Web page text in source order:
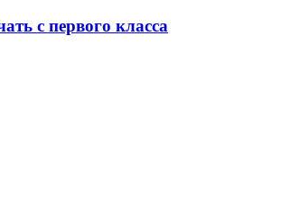
с первого класса